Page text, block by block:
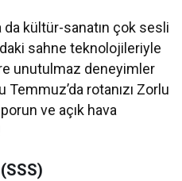
kültür-sanatın çok sesli
sahne teknolojileriyle
unutulmaz deneyimler
rotanızı Zorlu
ve açık hava